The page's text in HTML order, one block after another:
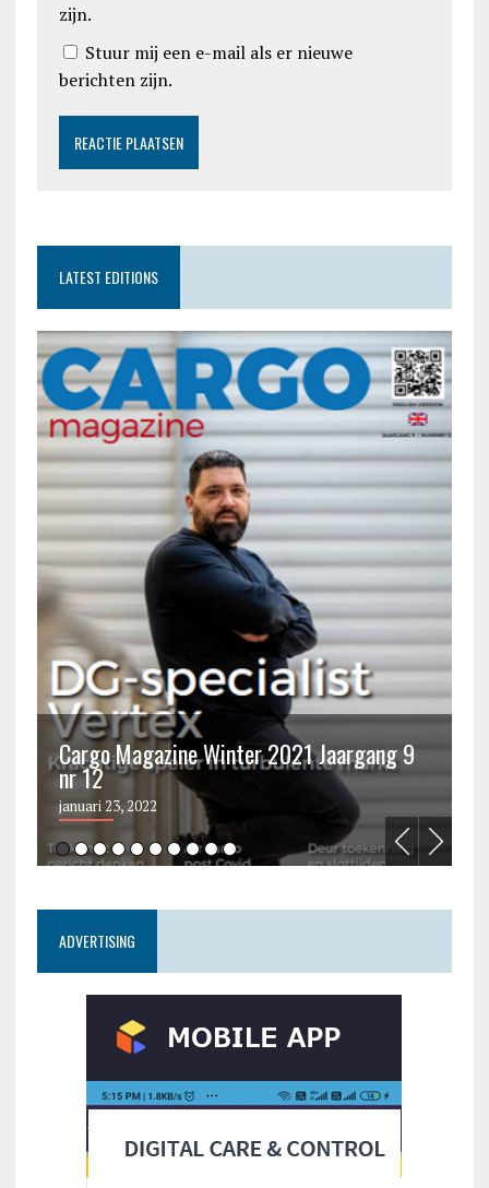
zijn.
Stuur mij een e-mail als er nieuwe
berichten zijn.
LATEST EDITIONS
Cargo Magazine Winter 2021 Jaargang 9
nr 12
januari 23, 2022
ADVERTISING